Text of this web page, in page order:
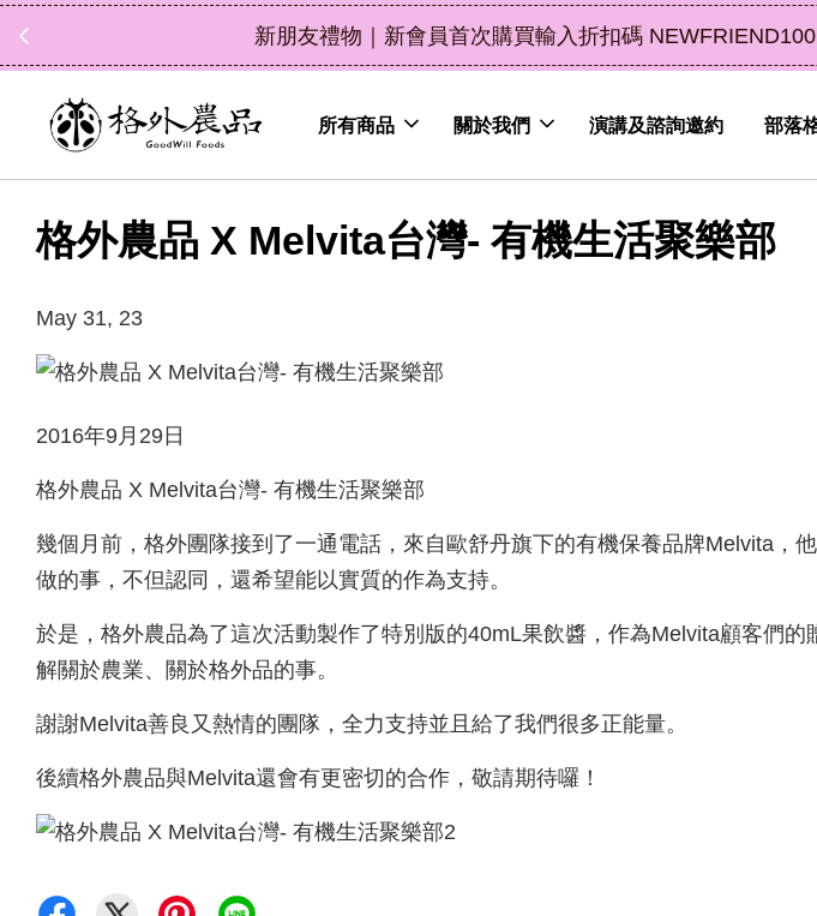
除外） 中秋禮盒新
所有商品 關於我們 演講及諮詢邀約 部落
格外農品 X Melvita台灣- 有機生活聚樂部
May 31, 23
2016年9月29日
格外農品 X Melvita台灣- 有機生活聚樂部
幾個月前，格外團隊接到了一通電話，來自歐舒丹旗下的有機保養品牌Melvita，
做的事，不但認同，還希望能以實質的作為支持。
於是，格外農品為了這次活動製作了特別版的40mL果飲醬，作為Melvita顧客們的
解關於農業、關於格外品的事。
謝謝Melvita善良又熱情的團隊，全力支持並且給了我們很多正能量。
後續格外農品與Melvita還會有更密切的合作，敬請期待囉！